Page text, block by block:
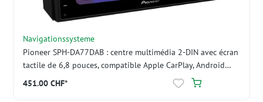
Navigationssysteme
Pioneer SPH-DA77DAB : centre multimédia 2-DIN avec écran
tactile de 6,8 pouces, compatible Apple CarPlay, Android
451.00 CHF*